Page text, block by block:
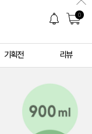
0
기획전 리뷰